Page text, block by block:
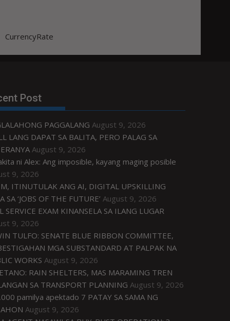
CurrencyRate
Post
PAGGALANG August 9, 2026
LANG DAPAT SA BALITA, PERO PALAG SA
August 9, 2026
ni Alex: Ang imposible, kayang maging posible
9, 2026
ITINUTULAK ANG AI, DIGITAL UPSKILLING
SA ‘JOBS OF THE FUTURE’ August 9, 2026
SERVICE EXAM KINANSELA SA ILANG LUGAR
9, 2026
TULFO: SENATE BLUE RIBBON COMMITTEE,
MGA SUBSTANDARD AT PALPAK NA
WORKS August 9, 2026
RAIN SHELTERS, MAS MARAMING TREN
SA TRANSPORT PLANNING August 9, 2026
pamilya apektado 7 PATAY SA SAMA NG
August 9, 2026